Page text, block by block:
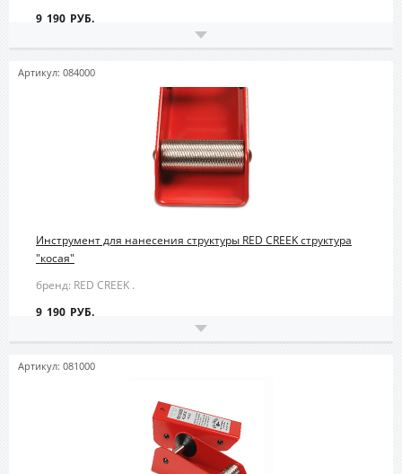
9 190 РУБ.
Артикул: 084000
Инструмент для нанесения структуры RED CREEK структура
"косая"
бренд: RED CREEK .
9 190 РУБ.
Артикул: 081000